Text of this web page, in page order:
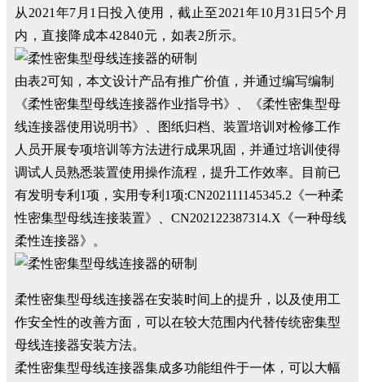
从2021年7月1日投入使用，截止至2021年10月31日5个月
内，直接降成本42840元，如表2所示。
由表2可知，本文设计产品有推广价值，并通过编写编制
《柔性密集型母线连接器作业指导书》、《柔性密集型母
线连接器使用说明书》、图纸归档、装置培训对检修工作
人员开展专项培训等方法进行成果巩固，并通过培训使得
调试人员熟悉装置使用操作流程，提升工作效率。目前已
有发明专利1项，实用专利1项:CN202111145345.2《一种柔
性密集型母线连接装置》、CN202122387314.X《一种母线
柔性连接器》。
柔性密集型母线连接器在安装时间上的提升，以及使用工
作安全性的改善方面，可以在较大范围内代替传统密集型
母线连接器安装方法。
柔性密集型母线连接器集成多功能组件于一体，可以大幅